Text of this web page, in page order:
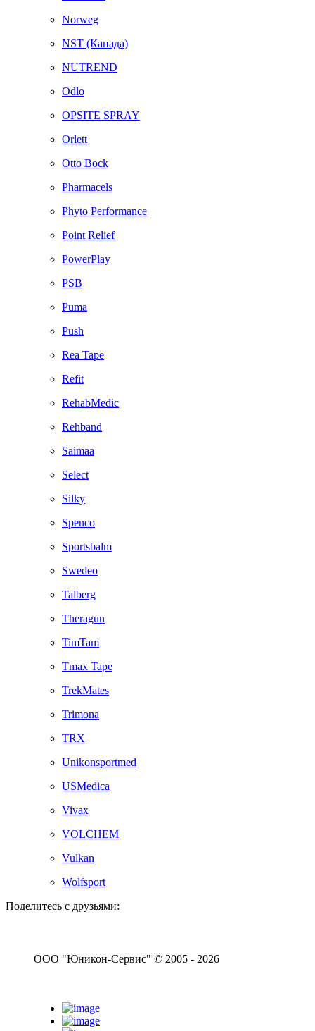
Norweg
NST (Канада)
NUTREND
Odlo
OPSITE SPRAY
Orlett
Otto Bock
Pharmacels
Phyto Performance
Point Relief
PowerPlay
PSB
Puma
Push
Rea Tape
Refit
RehabMedic
Rehband
Saimaa
Select
Silky
Spenco
Sportsbalm
Swedeo
Talberg
Theragun
TimTam
Tmax Tape
TrekMates
Trimona
TRX
Unikonsportmed
USMedica
Vivax
VOLCHEM
Vulkan
Wolfsport
Поделитесь с друзьями:
ООО "Юникон-Сервис" © 2005 - 2026